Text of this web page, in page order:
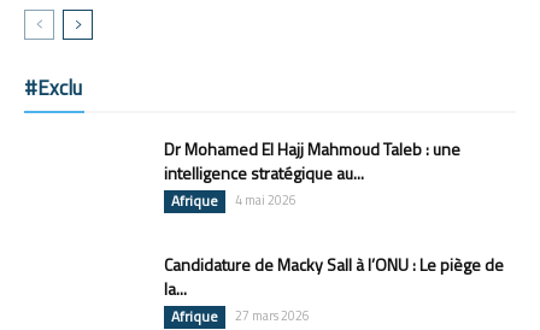
#Exclu
Dr Mohamed El Hajj Mahmoud Taleb : une
intelligence stratégique au...
Afrique 4 mai 2026
Candidature de Macky Sall à l’ONU : Le piège de
la...
Afrique 27 mars 2026